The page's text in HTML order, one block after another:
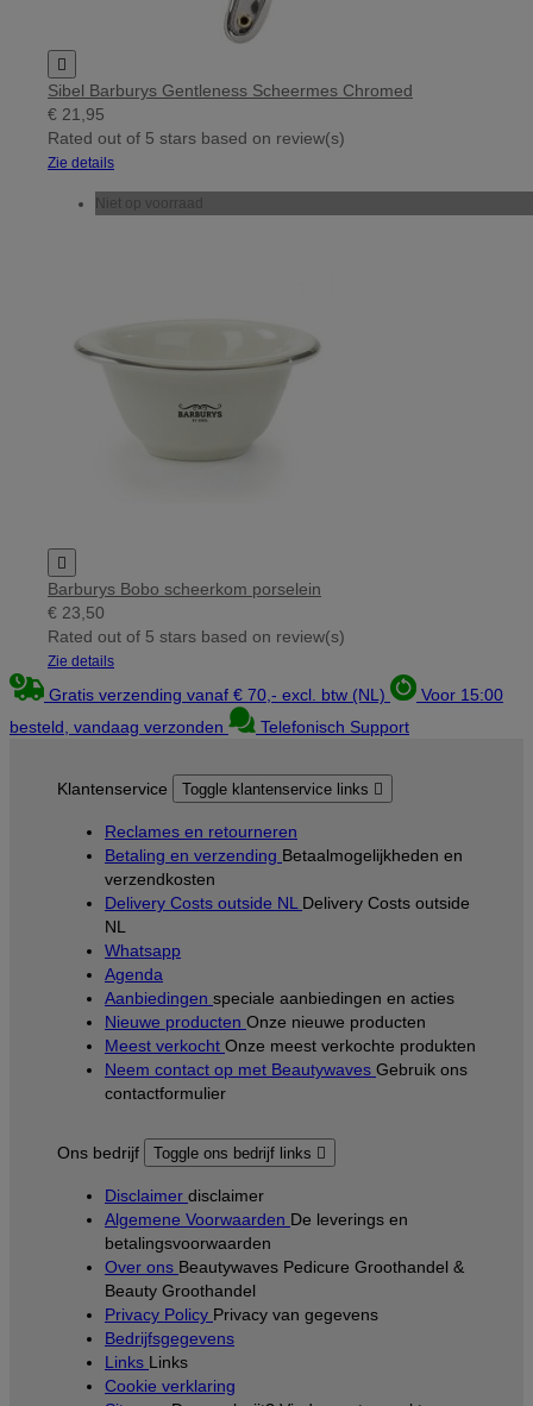

Sibel Barburys Gentleness Scheermes Chromed
€ 21,95
Rated out of 5 stars based on review(s)
Zie details
Niet op voorraad

Barburys Bobo scheerkom porselein
€ 23,50
Rated out of 5 stars based on review(s)
Zie details
Gratis verzending vanaf € 70,- excl. btw (NL)
Voor 15:00
besteld, vandaag verzonden
Telefonisch Support
Klantenservice Toggle klantenservice links 
Reclames en retourneren
Betaling en verzending Betaalmogelijkheden en
verzendkosten
Delivery Costs outside NL Delivery Costs outside
NL
Whatsapp
Agenda
Aanbiedingen speciale aanbiedingen en acties
Nieuwe producten Onze nieuwe producten
Meest verkocht Onze meest verkochte produkten
Neem contact op met Beautywaves Gebruik ons
contactformulier
Ons bedrijf Toggle ons bedrijf links 
Disclaimer disclaimer
Algemene Voorwaarden De leverings en
betalingsvoorwaarden
Over ons Beautywaves Pedicure Groothandel &
Beauty Groothandel
Privacy Policy Privacy van gegevens
Bedrijfsgegevens
Links Links
Cookie verklaring